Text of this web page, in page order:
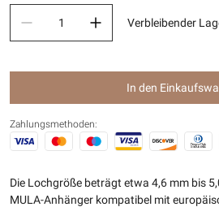
Verbleibender
In den
Zahlungsmethoden:
Die Lochgröße beträgt etwa 4,6 mm bis
MULA-Anhänger kompatibel mit